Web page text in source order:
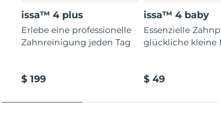
issa™ 4 plus
Erlebe eine professionelle
Zahnreinigung jeden Tag
$ 199
issa™ 4 baby
Essenzielle
glückliche kleine
$ 49